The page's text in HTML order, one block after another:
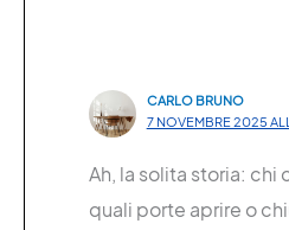
CARLO BRUNO
7 NOVEMBRE 2025
Ah, la solita storia:
quali porte aprire o